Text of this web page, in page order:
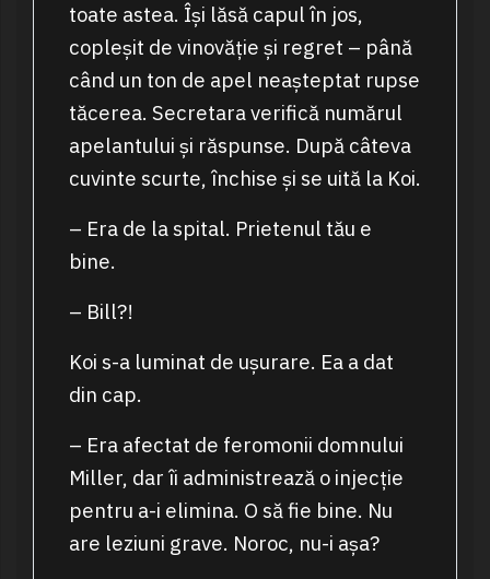
toate astea. Își lăsă capul în jos,
copleșit de vinovăție și regret – până
când un ton de apel neașteptat rupse
tăcerea. Secretara verifică numărul
apelantului și răspunse. După câteva
cuvinte scurte, închise și se uită la Koi.
– Era de la spital. Prietenul tău e
bine.
– Bill?!
Koi s-a luminat de ușurare. Ea a dat
din cap.
– Era afectat de feromonii domnului
Miller, dar îi administrează o injecție
pentru a-i elimina. O să fie bine. Nu
are leziuni grave. Noroc, nu-i așa?